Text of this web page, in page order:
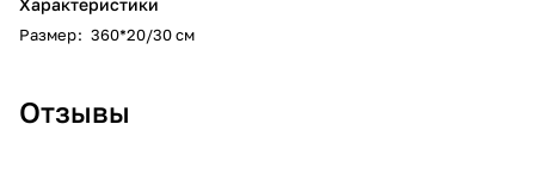
Размер: 360*20/30 см
Отзывы